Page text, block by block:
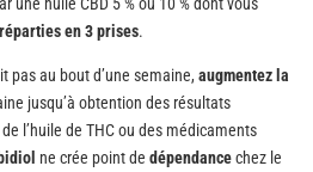
en 3 prises.
pas au bout d’une semaine, augmentez la
jusqu’à obtention des résultats
l’huile de THC ou des médicaments
ne crée point de dépendancechez le